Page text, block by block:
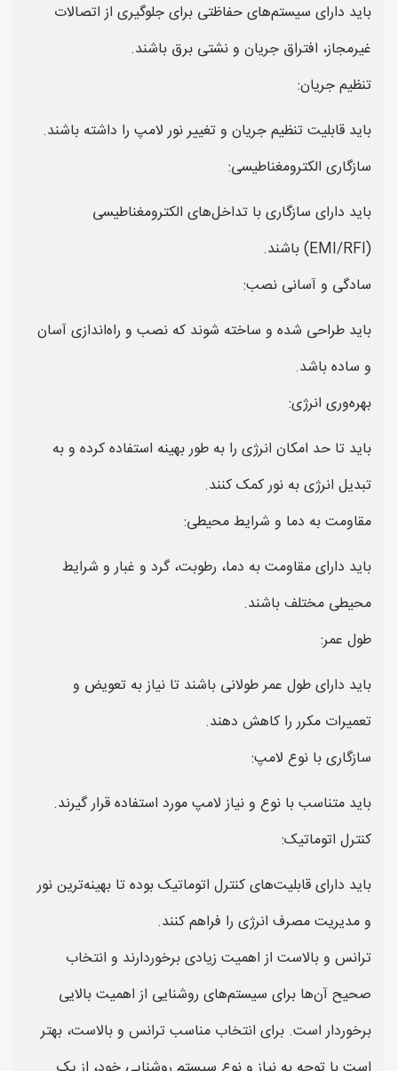
باید دارای سیستم‌های حفاظتی برای جلوگیری از اتصالات
غیرمجاز، افتراق جریان و نشتی برق باشند.
تنظیم جریان:
باید قابلیت تنظیم جریان و تغییر نور لامپ را داشته باشند.
سازگاری الکترومغناطیسی:
باید دارای سازگاری با تداخل‌های الکترومغناطیسی
(EMI/RFI) باشند.
سادگی و آسانی نصب:
باید طراحی شده و ساخته شوند که نصب و راه‌اندازی آسان
و ساده باشد.
بهره‌وری انرژی:
باید تا حد امکان انرژی را به طور بهینه استفاده کرده و به
تبدیل انرژی به نور کمک کنند.
مقاومت به دما و شرایط محیطی:
باید دارای مقاومت به دما، رطوبت، گرد و غبار و شرایط
محیطی مختلف باشند.
طول عمر:
باید دارای طول عمر طولانی باشند تا نیاز به تعویض و
تعمیرات مکرر را کاهش دهند.
سازگاری با نوع لامپ:
باید متناسب با نوع و نیاز لامپ مورد استفاده قرار گیرند.
کنترل اتوماتیک:
باید دارای قابلیت‌های کنترل اتوماتیک بوده تا بهینه‌ترین نور
و مدیریت مصرف انرژی را فراهم کنند.
ترانس و بالاست از اهمیت زیادی برخوردارند و انتخاب
صحیح آن‌ها برای سیستم‌های روشنایی از اهمیت بالایی
برخوردار است. برای انتخاب مناسب ترانس و بالاست، بهتر